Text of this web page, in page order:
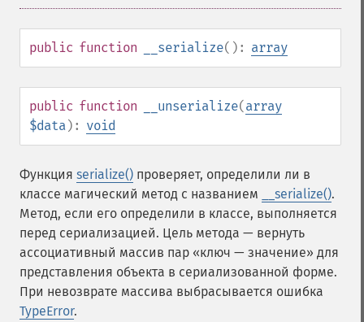
public function __serialize(): array
public function __unserialize(array
$data): void
Функция serialize() проверяет, определили ли в
классе магический метод с названием
__serialize().
Метод, если его определили в классе, выполняется
перед сериализацией. Цель метода — вернуть
ассоциативный массив пар «ключ — значение» для
представления объекта в сериализованной форме.
При невозврате массива выбрасывается ошибка
TypeError.